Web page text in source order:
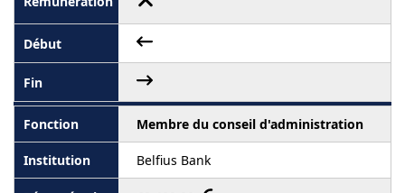
Membre du conseil d'administration
Belfius Bank